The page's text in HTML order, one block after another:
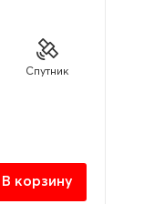
Спутник
В корзину